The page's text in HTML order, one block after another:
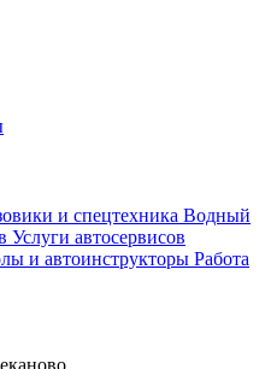
и спецтехника Водный
Услуги автосервисов
и автоинструкторы Работа